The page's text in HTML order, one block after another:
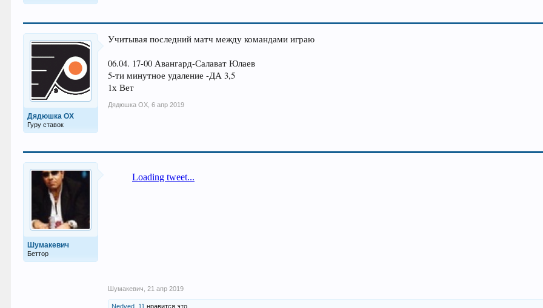
Дядюшка ОХ
Гуру ставок
Учитывая последний матч между командами играю
06.04. 17-00 Авангард-Салават Юлаев
5-ти минутное удаление -ДА 3,5
1х Вет
Дядюшка ОХ 6 апр 2019
Шумакевич
Беттор
Шумакевич 21 апр 2019
Nedved_11 нравится это.